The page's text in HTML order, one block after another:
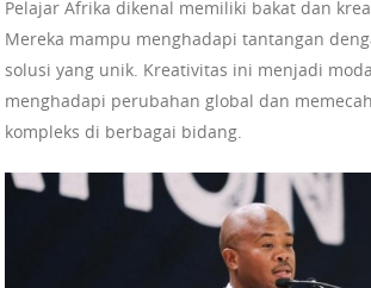
Pelajar Afrika dikenal memiliki bakat dan
Mereka mampu menghadapi tantangan
solusi yang unik. Kreativitas ini menjadi
menghadapi perubahan global dan
kompleks di berbagai bidang.